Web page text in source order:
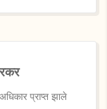
प्राप्त झाले